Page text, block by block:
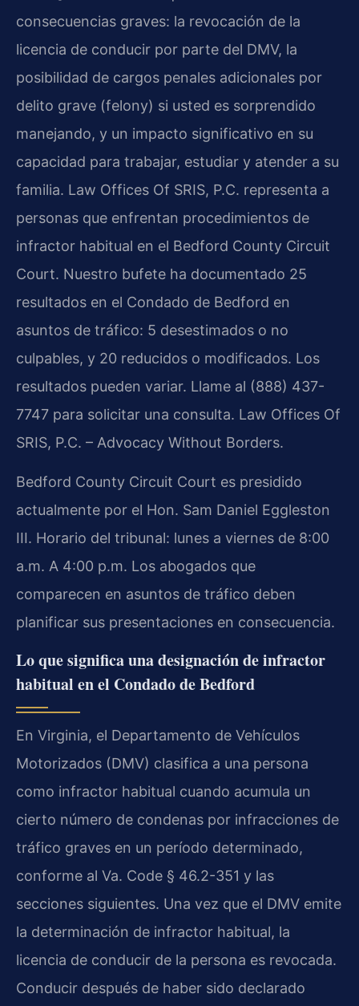
consecuencias graves: la revocación de la
licencia de conducir por parte del DMV, la
posibilidad de cargos penales adicionales por
delito grave (felony) si usted es sorprendido
manejando, y un impacto significativo en su
capacidad para trabajar, estudiar y atender a su
familia. Law Offices Of SRIS, P.C. representa a
personas que enfrentan procedimientos de
infractor habitual en el Bedford County Circuit
Court. Nuestro bufete ha documentado 25
resultados en el Condado de Bedford en
asuntos de tráfico: 5 desestimados o no
culpables, y 20 reducidos o modificados. Los
resultados pueden variar. Llame al (888) 437-
7747 para solicitar una consulta. Law Offices Of
SRIS, P.C. – Advocacy Without Borders.
Bedford County Circuit Court es presidido
actualmente por el Hon. Sam Daniel Eggleston
III. Horario del tribunal: lunes a viernes de 8:00
a.m. A 4:00 p.m. Los abogados que
comparecen en asuntos de tráfico deben
planificar sus presentaciones en consecuencia.
Lo que significa una designación de infractor
habitual en el Condado de Bedford
En Virginia, el Departamento de Vehículos
Motorizados (DMV) clasifica a una persona
como infractor habitual cuando acumula un
cierto número de condenas por infracciones de
tráfico graves en un período determinado,
conforme al Va. Code § 46.2-351 y las
secciones siguientes. Una vez que el DMV emite
la determinación de infractor habitual, la
licencia de conducir de la persona es revocada.
Conducir después de haber sido declarado